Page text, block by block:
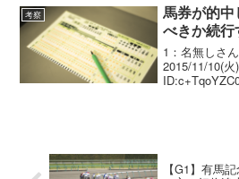
考察
馬券が的
べきか続
1：名無しさ
2015/11/10(
【G1】有馬